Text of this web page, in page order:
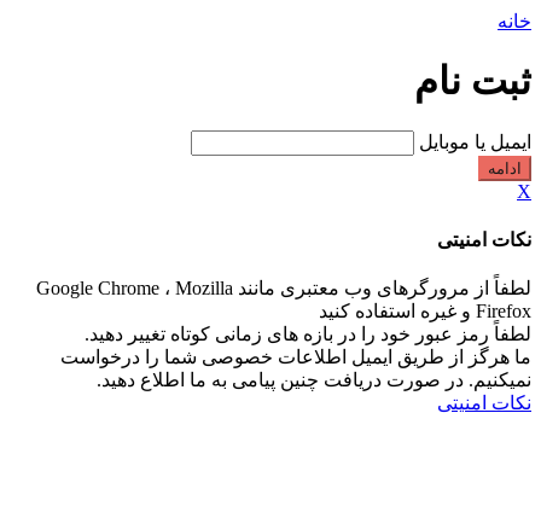
خانه
ثبت نام
ایمیل یا موبایل
ادامه
X
نکات امنیتی
لطفاً از مرورگرهای وب معتبری مانند Google Chrome ، Mozilla
Firefox و غیره استفاده کنید
لطفاً رمز عبور خود را در بازه های زمانی کوتاه تغییر دهید.
ما هرگز از طریق ایمیل اطلاعات خصوصی شما را درخواست
نمیکنیم. در صورت دریافت چنین پیامی به ما اطلاع دهید.
نکات امنیتی